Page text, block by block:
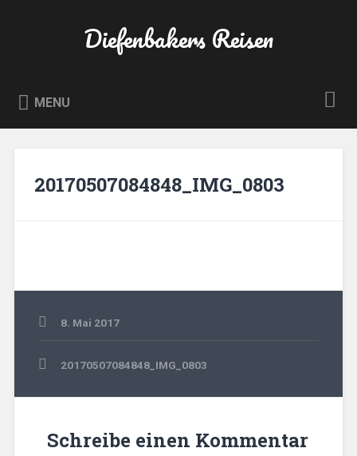
Diefenbakers Reisen
MENU
20170507084848_IMG_0803
8. Mai 2017
Beitragsnavigation
20170507084848_IMG_0803
Schreibe einen Kommentar